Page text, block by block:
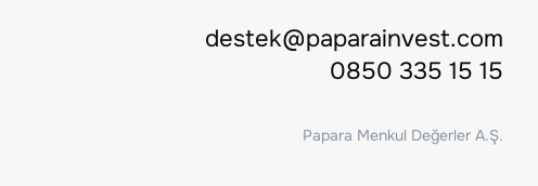
destek@paparainvest.com
0850 335 15 15
Papara Menkul Değerler A.Ş.